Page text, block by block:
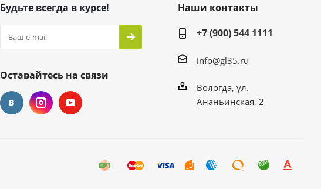
Будьте всегда в курсе!
Оставайтесь на связи
Наши контакты
+7 (900) 544 1111
info@gl35.ru
Вологда, ул.
Ананьинская, 2